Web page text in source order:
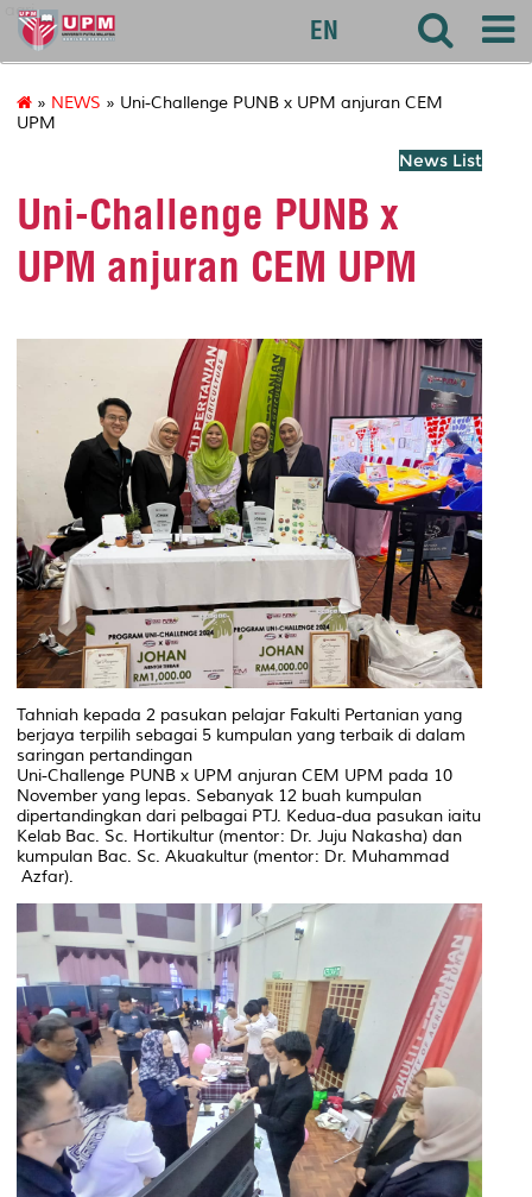
agri
EN
» NEWS » Uni-Challenge PUNB x UPM anjuran CEM
UPM
News List
Uni-Challenge PUNB x
UPM anjuran CEM UPM
Tahniah kepada 2 pasukan pelajar Fakulti Pertanian yang
berjaya terpilih sebagai 5 kumpulan yang terbaik di dalam
saringan pertandingan
Uni-Challenge PUNB x UPM anjuran CEM UPM pada 10
November yang lepas. Sebanyak 12 buah kumpulan
dipertandingkan dari pelbagai PTJ. Kedua-dua pasukan iaitu
Kelab Bac. Sc. Hortikultur (mentor: Dr. Juju Nakasha) dan
kumpulan Bac. Sc. Akuakultur (mentor: Dr. Muhammad
Azfar).